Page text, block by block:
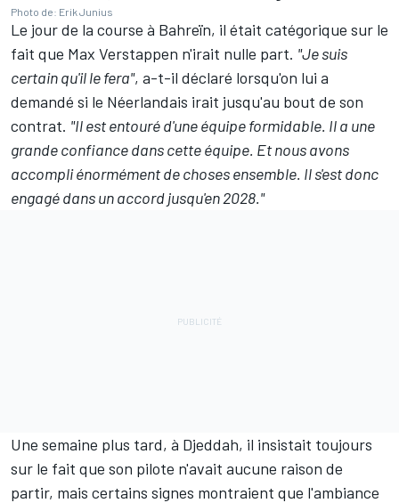
Photo de: Erik Junius
Le jour de la course à Bahreïn, il était catégorique sur le
fait que Max Verstappen n'irait nulle part. "Je suis
certain qu'il le fera", a-t-il déclaré lorsqu'on lui a
demandé si le Néerlandais irait jusqu'au bout de son
contrat. "Il est entouré d'une équipe formidable. Il a une
grande confiance dans cette équipe. Et nous avons
accompli énormément de choses ensemble. Il s'est donc
engagé dans un accord jusqu'en 2028."
Une semaine plus tard, à Djeddah, il insistait toujours
sur le fait que son pilote n'avait aucune raison de
partir, mais certains signes montraient que l'ambiance